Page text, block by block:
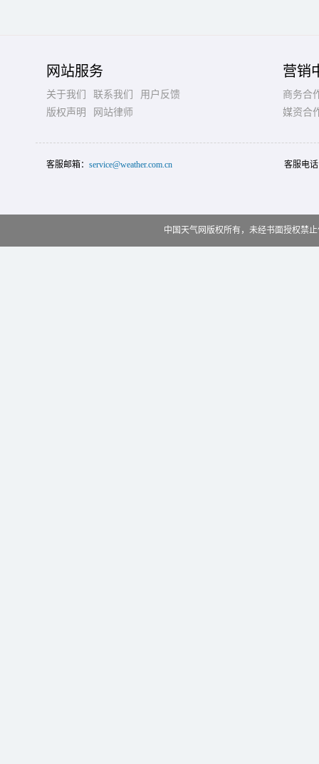
网站服务
关于我们 联系我们
用户反馈
版权声明
网站律师
营销
商务合
媒资合
客服邮箱： service@weather.com.cn 客服电
中国天气网版权所有，未经书面授权